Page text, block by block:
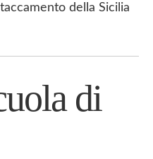
della Sicilia
di